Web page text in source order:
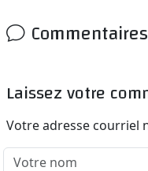
Laissez votre
Votre adresse courriel